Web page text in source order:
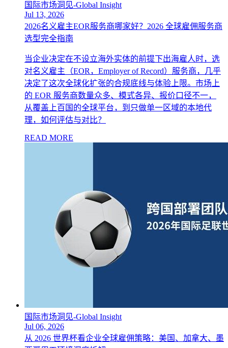
国际市场洞见-Global Insight
Jul 13, 2026
2026名义雇主EOR服务商哪家好？2026 全球雇佣服务商
选型完全指南
当企业决定在不设立海外实体的前提下出海雇人时，选
对名义雇主（EOR，Employer of Record）服务商，几乎
决定了这次全球化扩张的合规底线与体验上限。市场上
的 EOR 服务商数量众多、模式各异、报价口径不一，
从覆盖上百国的全球平台，到只做单一区域的本地代
理，如何评估与对比？
READ MORE
国际市场洞见-Global Insight
Jul 06, 2026
从 2026 世界杯看企业全球雇佣策略：美国、加拿大、墨